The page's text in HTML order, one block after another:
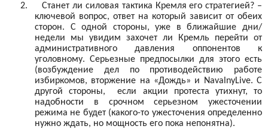
2.
Станет ли силовая тактика Кремля его стратегией? –
ключевой вопрос, ответ на который зависит от обеих
сторон. С одной стороны, уже в ближайшие дни/
недели мы увидим захочет ли Кремль перейти от
административного давления оппонентов к
уголовному. Серьезные предпосылки для этого есть
(возбуждение дел по противодействию работе
избиркомов, вторжение на «Дождь» и NavalnyLive. С
другой стороны,
если акции протеста утихнут, то
надобности в срочном серьезном ужесточении
режима не будет (какого-то ужесточения определенно
нужно ждать, но мощность его пока непонятна).